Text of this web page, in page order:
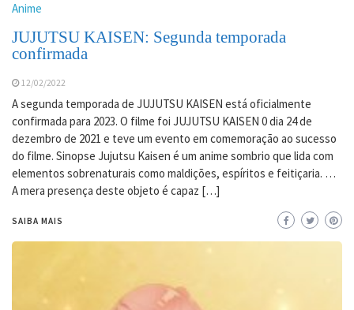
Anime
JUJUTSU KAISEN: Segunda temporada
confirmada
12/02/2022
A segunda temporada de JUJUTSU KAISEN está oficialmente
confirmada para 2023. O filme foi JUJUTSU KAISEN 0 dia 24 de
dezembro de 2021 e teve um evento em comemoração ao sucesso
do filme. Sinopse Jujutsu Kaisen é um anime sombrio que lida com
elementos sobrenaturais como maldições, espíritos e feitiçaria. …
A mera presença deste objeto é capaz […]
SAIBA MAIS